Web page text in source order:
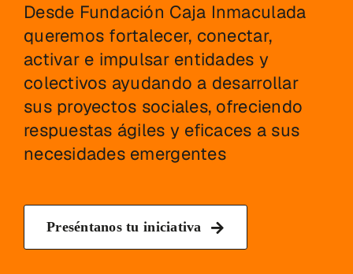
Desde Fundación Caja Inmaculada
queremos fortalecer, conectar,
activar e impulsar entidades y
colectivos ayudando a desarrollar
sus proyectos sociales, ofreciendo
respuestas ágiles y eficaces a sus
necesidades emergentes
Preséntanos tu iniciativa